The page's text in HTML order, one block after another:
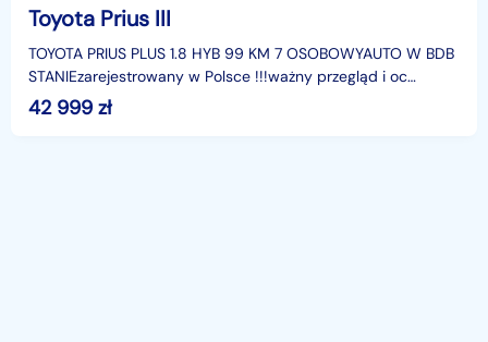
Toyota Prius III
TOYOTA PRIUS PLUS 1.8 HYB 99 KM 7 OSOBOWYAUTO W BDB
STANIEzarejestrowany w Polsce !!!ważny przegląd i oc
!!PRZEBIEG - 230.000 kmwyposażenie :-klimatyzacja autom
42 999 zł